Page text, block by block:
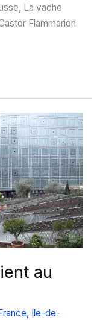
La vache
Flammarion
au
France,
Ile-de-